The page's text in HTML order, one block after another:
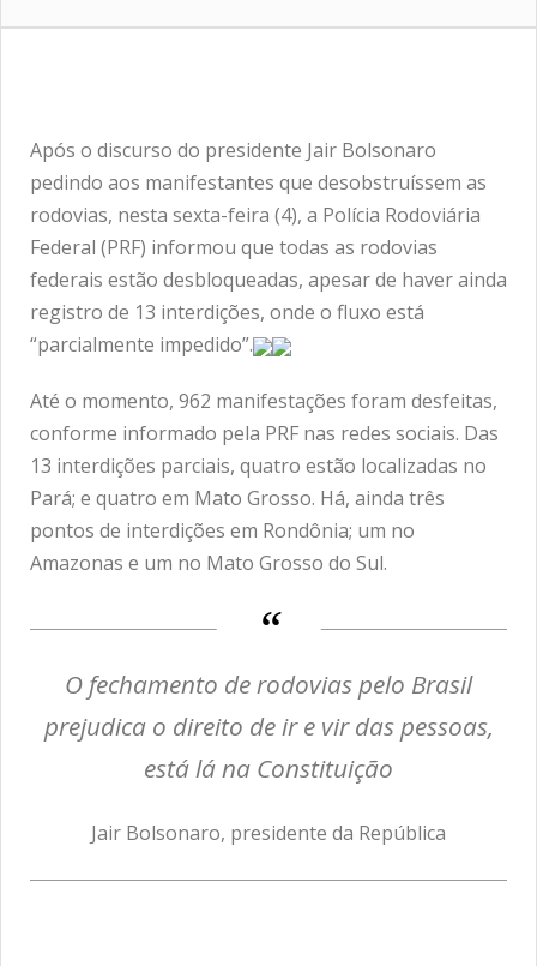
Após o discurso do presidente Jair Bolsonaro
pedindo aos manifestantes que desobstruíssem as
rodovias, nesta sexta-feira (4), a Polícia Rodoviária
Federal (PRF) informou que todas as rodovias
federais estão desbloqueadas, apesar de haver ainda
registro de 13 interdições, onde o fluxo está
“parcialmente impedido”.
Até o momento, 962 manifestações foram desfeitas,
conforme informado pela PRF nas redes sociais. Das
13 interdições parciais, quatro estão localizadas no
Pará; e quatro em Mato Grosso. Há, ainda três
pontos de interdições em Rondônia; um no
Amazonas e um no Mato Grosso do Sul.
O fechamento de rodovias pelo Brasil
prejudica o direito de ir e vir das pessoas,
está lá na Constituição
Jair Bolsonaro, presidente da República